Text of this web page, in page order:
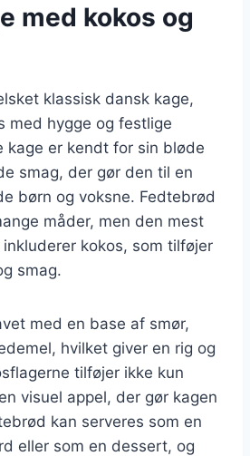
med kokos og
klassisk dansk kage,
med hygge og festlige
kage er kendt for sin bløde
smag, der gør den til en
børn og voksne. Fedtebrød
måder, men den mest
kokos, som tilføjer
smag.
med en base af smør,
hvilket giver en rig og
tilføjer ikke kun
visuel appel, der gør kagen
kan serveres som en
eller som en dessert, og